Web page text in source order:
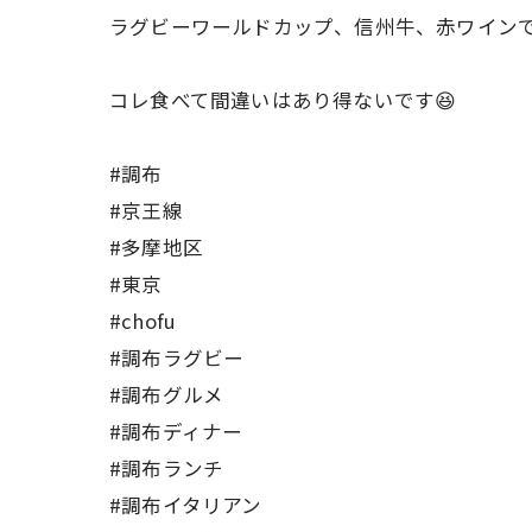
ラグビーワールドカップ、信州牛、赤ワイン
コレ食べて間違いはあり得ないです😆
#調布
#京王線
#多摩地区
#東京
#chofu
#調布ラグビー
#調布グルメ
#調布ディナー
#調布ランチ
#調布イタリアン